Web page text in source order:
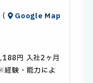
Google Map
円 入社2ヶ月
験・能力によ